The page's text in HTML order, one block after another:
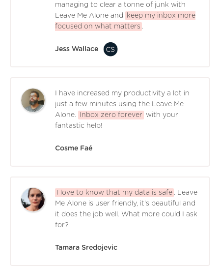
managing to clear a tonne of junk with
Leave Me Alone and
keep my inbox more
focused on what matters .
Jess Wallace
I have increased my productivity a lot in
just a few minutes using the Leave Me
Alone.
Inbox zero forever
with your
fantastic help!
Cosme Faé
I love to know that my data is safe . Leave
Me Alone is user friendly, it's beautiful and
it does the job well. What more could I ask
for?
Tamara Sredojevic